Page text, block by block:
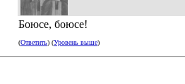
Боюсе, боюсе!
(Ответить) (Уровень выше)